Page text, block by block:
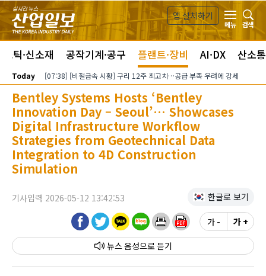
본문 바로가기
앱 설치하기
메뉴
검색
틱·신소재 공작기계·공구 플랜트·장비 AI·DX 산소통
Today [07:38] [비철금속 시황] 구리 12주 최고치…공급 부족 우려에 강세
Bentley Systems Hosts ‘Bentley
Innovation Day – Seoul’… Showcases
Digital Infrastructure Workflow
Strategies from Geotechnical Data
Integration to 4D Construction
Simulation
기사입력 2026-05-12 13:42:53 한글로 보기
뉴스 음성
가 - 가 +